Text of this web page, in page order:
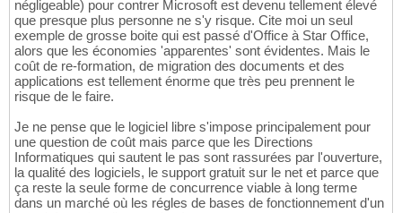
négligeable) pour contrer Microsoft est devenu tellement élevé
que presque plus personne ne s'y risque. Cite moi un seul
exemple de grosse boite qui est passé d'Office à Star Office,
alors que les économies 'apparentes' sont évidentes. Mais le
coût de re-formation, de migration des documents et des
applications est tellement énorme que très peu prennent le
risque de le faire.
Je ne pense que le logiciel libre s'impose principalement pour
une question de coût mais parce que les Directions
Informatiques qui sautent le pas sont rassurées par l'ouverture,
la qualité des logiciels, le support gratuit sur le net et parce que
ça reste la seule forme de concurrence viable à long terme
dans un marché où les régles de bases de fonctionnement d'un